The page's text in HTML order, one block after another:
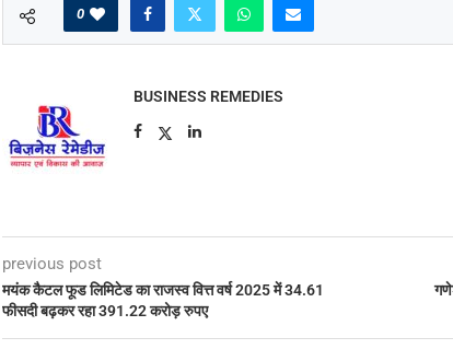
0
BUSINESS REMEDIES
previous post
मयंक कैटल फूड लिमिटेड का राजस्व वित्त वर्ष 2025 में 34.61
फीसदी बढ़कर रहा 391.22 करोड़ रुपए